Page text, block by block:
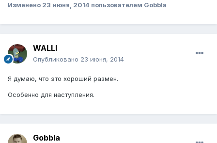
Изменено 23 июня, 2014 пользователем Gobbla
WALLI
Опубликовано 23 июня, 2014
Я думаю, что это хороший размен.
Особенно для наступления.
Gobbla